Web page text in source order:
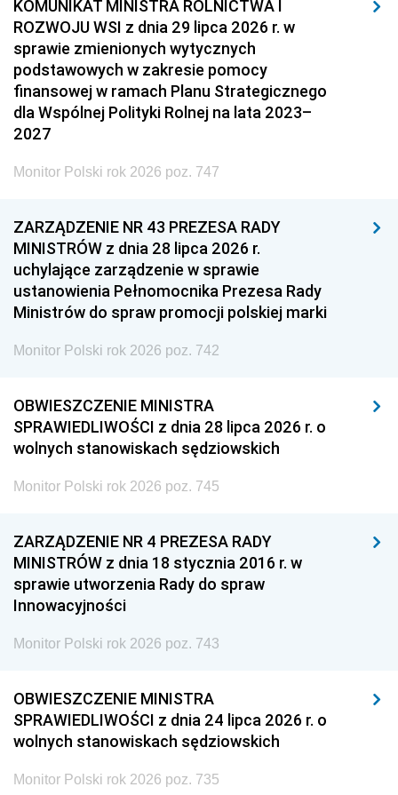
KOMUNIKAT MINISTRA ROLNICTWA I
ROZWOJU WSI z dnia 29 lipca 2026 r. w
sprawie zmienionych wytycznych
podstawowych w zakresie pomocy
finansowej w ramach Planu Strategicznego
dla Wspólnej Polityki Rolnej na lata 2023–
2027
Monitor Polski rok 2026 poz. 747
ZARZĄDZENIE NR 43 PREZESA RADY
MINISTRÓW z dnia 28 lipca 2026 r.
uchylające zarządzenie w sprawie
ustanowienia Pełnomocnika Prezesa Rady
Ministrów do spraw promocji polskiej marki
Monitor Polski rok 2026 poz. 742
OBWIESZCZENIE MINISTRA
SPRAWIEDLIWOŚCI z dnia 28 lipca 2026 r. o
wolnych stanowiskach sędziowskich
Monitor Polski rok 2026 poz. 745
ZARZĄDZENIE NR 4 PREZESA RADY
MINISTRÓW z dnia 18 stycznia 2016 r. w
sprawie utworzenia Rady do spraw
Innowacyjności
Monitor Polski rok 2026 poz. 743
OBWIESZCZENIE MINISTRA
SPRAWIEDLIWOŚCI z dnia 24 lipca 2026 r. o
wolnych stanowiskach sędziowskich
Monitor Polski rok 2026 poz. 735